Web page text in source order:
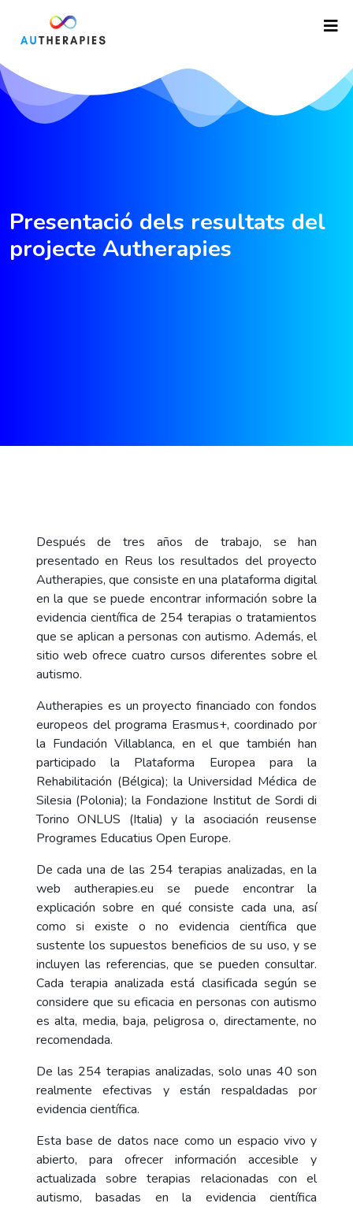
Presentació dels resultats del
projecte Autherapies
Después de tres años de trabajo, se han
presentado en Reus los resultados del proyecto
Autherapies, que consiste en una plataforma digital
en la que se puede encontrar información sobre la
evidencia científica de 254 terapias o tratamientos
que se aplican a personas con autismo. Además, el
sitio web ofrece cuatro cursos diferentes sobre el
autismo.
Autherapies es un proyecto financiado con fondos
europeos del programa Erasmus+, coordinado por
la Fundación Villablanca, en el que también han
participado la Plataforma Europea para la
Rehabilitación (Bélgica); la Universidad Médica de
Silesia (Polonia); la Fondazione Institut de Sordi di
Torino ONLUS (Italia) y la asociación reusense
Programes Educatius Open Europe.
De cada una de las 254 terapias analizadas, en la
web autherapies.eu se puede encontrar la
explicación sobre en qué consiste cada una, así
como si existe o no evidencia científica que
sustente los supuestos beneficios de su uso, y se
incluyen las referencias, que se pueden consultar.
Cada terapia analizada está clasificada según se
considere que su eficacia en personas con autismo
es alta, media, baja, peligrosa o, directamente, no
recomendada.
De las 254 terapias analizadas, solo unas 40 son
realmente efectivas y están respaldadas por
evidencia científica.
Esta base de datos nace como un espacio vivo y
abierto, para ofrecer información accesible y
actualizada sobre terapias relacionadas con el
autismo, basadas en la evidencia científica